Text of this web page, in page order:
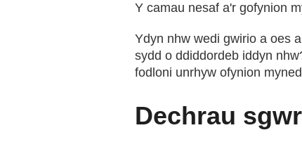
Y camau nesaf a'r gofynion
Ydyn nhw wedi gwirio a oes
sydd o ddiddordeb iddyn
fodloni unrhyw ofynion
Dechrau